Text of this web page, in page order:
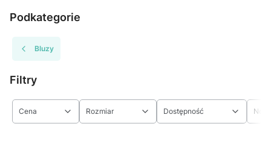
Podkategorie
Bluzy
Filtry
Cena Rozmiar Dostępność